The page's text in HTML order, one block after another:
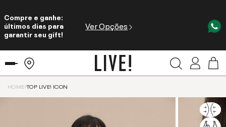
Compre e ganhe:
últimos dias para
garantir seu gift!
Ver Opções
HOME TOP LIVE! ICON